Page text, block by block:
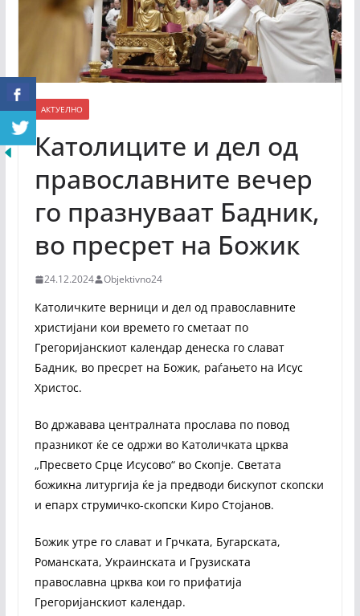
АКТУЕЛНО
Католиците и дел од
православните вечер
го празнуваат Бадник,
во пресрет на Божик
24.12.2024 Objektivno24
Католичките верници и дел од православните
христијани кои времето го сметаат по
Грегоријанскиот календар денеска го слават
Бадник, во пресрет на Божик, раѓањето на Исус
Христос.
Во државава централната прослава по повод
празникот ќе се одржи во Католичката црква
„Пресвето Срце Исусово“ во Скопје. Светата
божикна литургија ќе ја предводи бискупот скопски
и епарх струмичко-скопски Киро Стојанов.
Божик утре го слават и Грчката, Бугарската,
Романската, Украинската и Грузиската
православна црква кои го прифатија
Грегоријанскиот календар.